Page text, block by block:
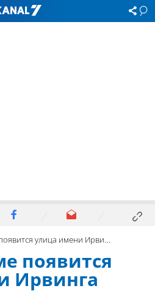
улица имени Ирвинга Московица
появится
Ирвинга